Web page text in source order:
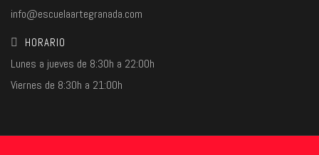
info@escuelaartegranada.com
HORARIO
Lunes a jueves de 8:30h a 22:00h
Viernes de 8:30h a 21:00h